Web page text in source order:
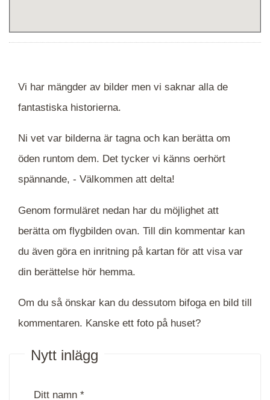
Vi har mängder av bilder men vi saknar alla de
fantastiska historierna.
Ni vet var bilderna är tagna och kan berätta om
öden runtom dem. Det tycker vi känns oerhört
spännande, - Välkommen att delta!
Genom formuläret nedan har du möjlighet att
berätta om flygbilden ovan. Till din kommentar kan
du även göra en inritning på kartan för att visa var
din berättelse hör hemma.
Om du så önskar kan du dessutom bifoga en bild till
kommentaren. Kanske ett foto på huset?
Nytt inlägg
Ditt namn *